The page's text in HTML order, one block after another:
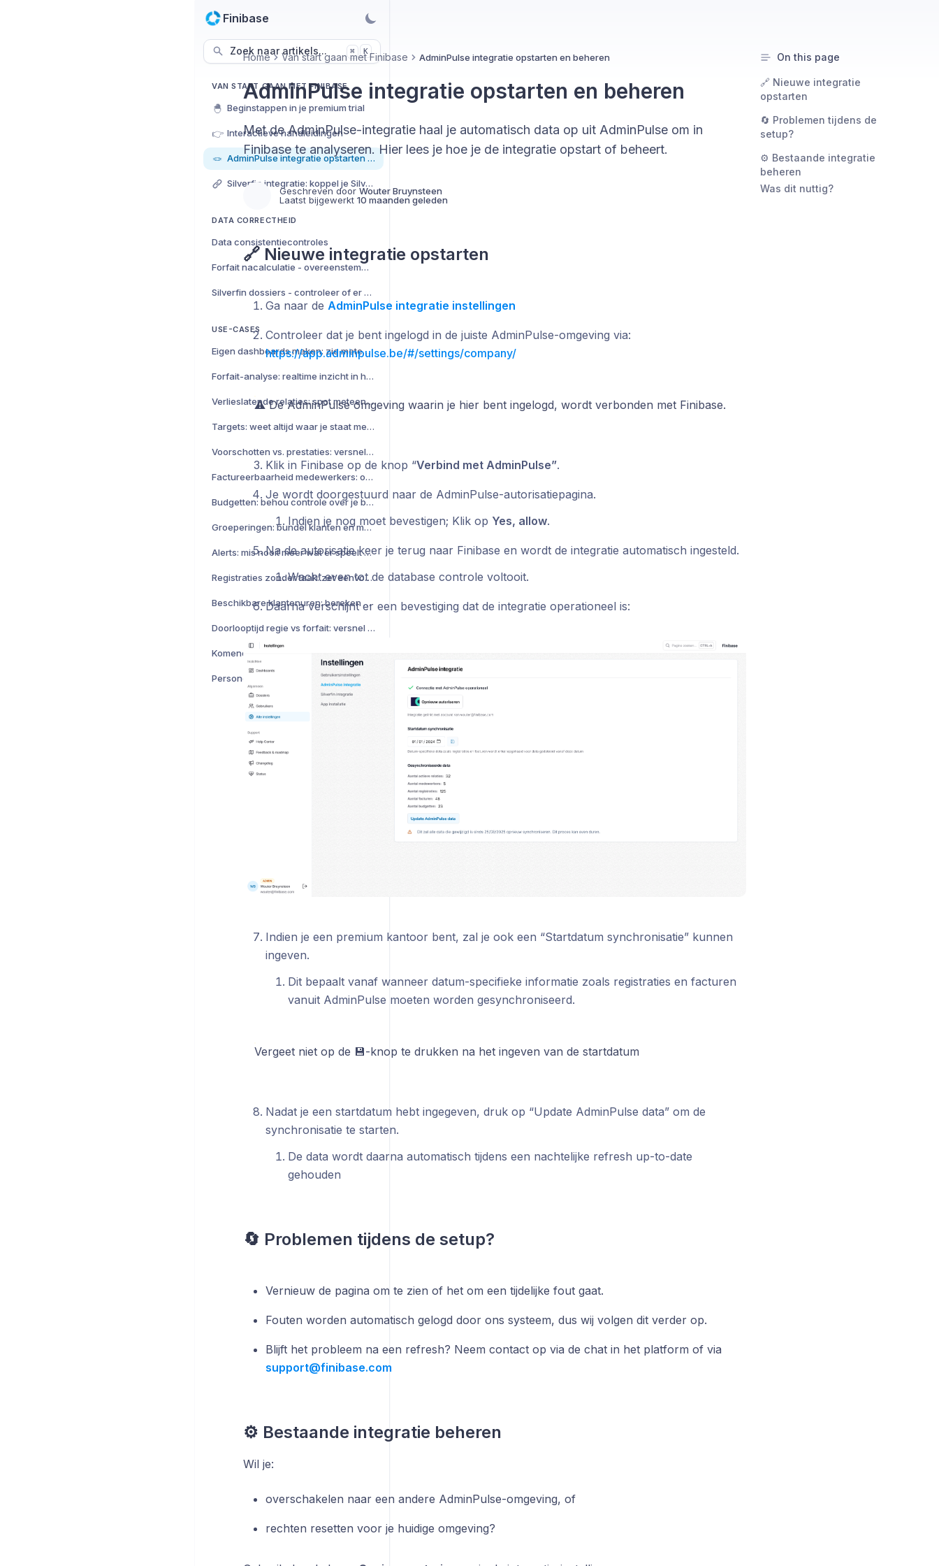
Finibase
Zoek naar artikels... ⌘ K
VAN START GAAN MET FINIBASE
🐣 Beginstappen in je premium trial
👉 Interactieve handleidingen
🪢 AdminPulse integratie opstarten en beheren
Silverfin integratie: koppel je Silverfin-omgeving in enkele stappen
DATA CORRECTHEID
Data consistentiecontroles
Forfait nacalculatie - overeenstemming met AdminPulse en instellingen
Silverfin dossiers - controleer of er geen onterecht lopende dossiers zijn voor inactieve AdminPulse relaties
USE-CASES
Eigen dashboards maken: zie meteen wat het belangrijkste voor je is
Forfait-analyse: realtime inzicht in hoe je vaste prijsafspraken presteren
Verlieslatende relaties: spot meteen klanten met een negatieve brutomarge
Targets: weet altijd waar je staat met je doelen
Voorschotten vs. prestaties: versnel je afrekening-analyse en zie direct waar je nog moet factureren
Factureerbaarheid medewerkers: onderleg je gesprekken met medewerkers met behulp van data
Budgetten: behou controle over je budgetten in één oogopslag
Groeperingen: bundel klanten en medewerkers voor betere analyses
Alerts: mis nooit meer wat er speelt bij je klanten of medewerkers
Registraties zonder taak: zet eenvoudig volledig in op taken in AdminPulse
Beschikbare klantenuren: bereken hoeveel uur elke medewerker écht aan klanten kan besteden
Doorlooptijd regie vs forfait: versnel je facturatieflow per klantsegment
Home Van start gaan met Finibase AdminPulse integratie opstarten en beheren
AdminPulse integratie opstarten en beheren
Met de AdminPulse-integratie haal je automatisch data op uit AdminPulse om in
Finibase te analyseren. Hier lees je hoe je de integratie opstart of beheert.
Geschreven door Wouter Bruynsteen
Laatst bijgewerkt 10 maanden geleden
🔗 Nieuwe integratie opstarten
Ga naar de AdminPulse integratie instellingen
Controleer dat je bent ingelogd in de juiste AdminPulse-omgeving via:
https://app.adminpulse.be/#/settings/company/
⚠️ De AdminPulse omgeving waarin je hier bent ingelogd, wordt verbonden met Finibase.
Klik in Finibase op de knop “Verbind met AdminPulse”.
Je wordt doorgestuurd naar de AdminPulse-autorisatiepagina.
Indien je nog moet bevestigen; Klik op Yes, allow.
Na de autorisatie keer je terug naar Finibase en wordt de integratie automatisch ingesteld.
Wacht even tot de database controle voltooit.
Daarna verschijnt er een bevestiging dat de integratie operationeel is:
Indien je een premium kantoor bent, zal je ook een “Startdatum synchronisatie” kunnen
ingeven.
Dit bepaalt vanaf wanneer datum-specifieke informatie zoals registraties en facturen
vanuit AdminPulse moeten worden gesynchroniseerd.
Vergeet niet op de 💾-knop te drukken na het ingeven van de startdatum
Nadat je een startdatum hebt ingegeven, druk op “Update AdminPulse data” om de
synchronisatie te starten.
De data wordt daarna automatisch tijdens een nachtelijke refresh up-to-date
gehouden
🔄 Problemen tijdens de setup?
Vernieuw de pagina om te zien of het om een tijdelijke fout gaat.
Fouten worden automatisch gelogd door ons systeem, dus wij volgen dit verder op.
Blijft het probleem na een refresh? Neem contact op via de chat in het platform of via
support@finibase.com
⚙️ Bestaande integratie beheren
Wil je:
overschakelen naar een andere AdminPulse-omgeving, of
rechten resetten voor je huidige omgeving?
On this page
🔗 Nieuwe integratie
opstarten
🔄 Problemen tijdens de
setup?
⚙️ Bestaande integratie
beheren
Was dit nuttig?